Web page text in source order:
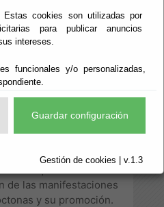
Estas cookies son utilizadas por
para publicar anuncios
intereses.
funcionales y/o personalizadas,
Guardar configuración
Gestión de cookies | v.1.3
y participación
objetivos siguientes:
culturales de
la provincia de
de los
sociales, mediante
de las manifestaciones
y su promoción.